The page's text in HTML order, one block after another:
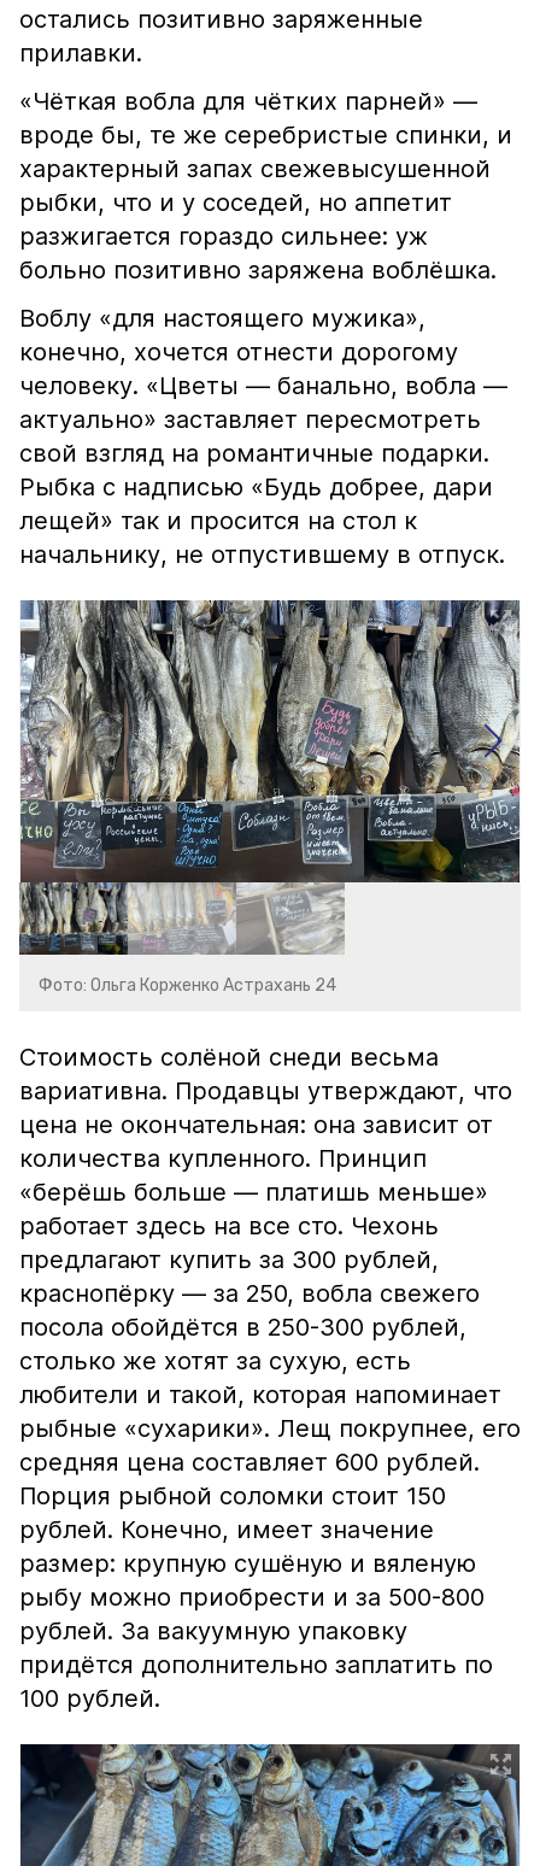
остались позитивно заряженные
прилавки.
«Чёткая вобла для чётких парней» —
вроде бы, те же серебристые спинки, и
характерный запах свежевысушенной
рыбки, что и у соседей, но аппетит
разжигается гораздо сильнее: уж
больно позитивно заряжена воблёшка.
Воблу «для настоящего мужика»,
конечно, хочется отнести дорогому
человеку. «Цветы — банально, вобла —
актуально» заставляет пересмотреть
свой взгляд на романтичные подарки.
Рыбка с надписью «Будь добрее, дари
лещей» так и просится на стол к
начальнику, не отпустившему в отпуск.
Фото: Ольга Корженко Астрахань 24
Стоимость солёной снеди весьма
вариативна. Продавцы утверждают, что
цена не окончательная: она зависит от
количества купленного. Принцип
«берёшь больше — платишь меньше»
работает здесь на все сто. Чехонь
предлагают купить за 300 рублей,
краснопёрку — за 250, вобла свежего
посола обойдётся в 250-300 рублей,
столько же хотят за сухую, есть
любители и такой, которая напоминает
рыбные «сухарики». Лещ покрупнее, его
средняя цена составляет 600 рублей.
Порция рыбной соломки стоит 150
рублей. Конечно, имеет значение
размер: крупную сушёную и вяленую
рыбу можно приобрести и за 500-800
рублей. За вакуумную упаковку
придётся дополнительно заплатить по
100 рублей.